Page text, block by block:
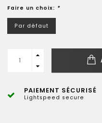
Faire un choix: *
Par défaut
PAIEMENT SÉCURISÉ
Lightspeed secure